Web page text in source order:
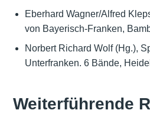
Eberhard Wagner/Alfred
von Bayerisch-Franken,
Norbert Richard Wolf (Hg.),
Unterfranken. 6 Bände,
Weiterführende